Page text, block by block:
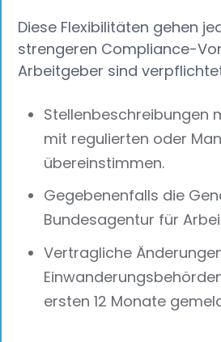
Diese Flexibilitäten gehen
strengeren Compliance-
Arbeitgeber sind
Stellenbeschreibungen
mit regulierten oder
übereinstimmen.
Gegebenenfalls die
Bundesagentur für
Vertragliche
ersten 12 Monate